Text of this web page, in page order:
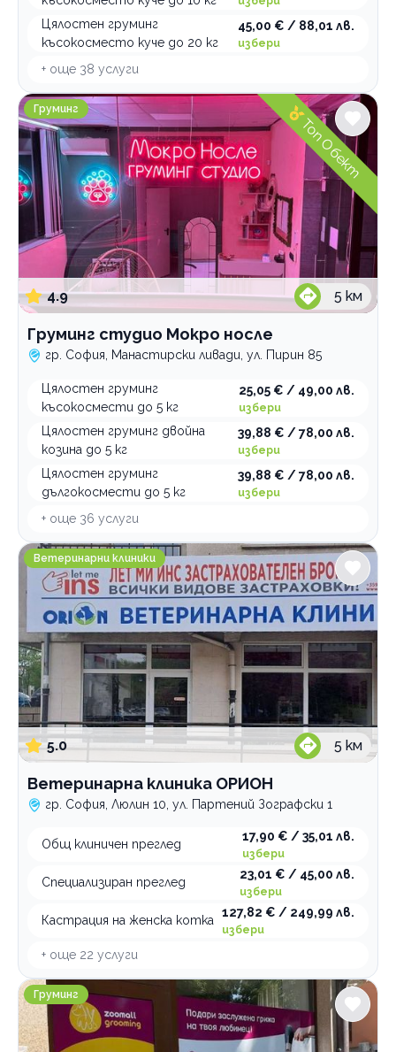
Цялостен груминг
късокосместо куче до 20 кг
45,00 € / 88,01 лв.
избери
+ още 38 услуги
Груминг студио Мокро носле
Груминг
4.9 5 км
Груминг студио Мокро носле
гр. София, Манастирски ливади, ул. Пирин 85
Цялостен груминг
късокосмести до 5 кг
25,05 € / 49,00 лв.
избери
Цялостен груминг двойна
козина до 5 кг
39,88 € / 78,00 лв.
избери
Цялостен груминг
дългокосмести до 5 кг
39,88 € / 78,00 лв.
избери
+ още 36 услуги
Топ Обект
Ветеринарна клиника ОРИОН
Ветеринарни клиники
5.0 5 км
Ветеринарна клиника ОРИОН
гр. София, Люлин 10, ул. Партений Зографски 1
Общ клиничен преглед
17,90 € / 35,01 лв.
избери
Специализиран преглед
23,01 € / 45,00 лв.
избери
Кастрация на женска котка
127,82 € / 249,99 лв.
избери
+ още 22 услуги
ZooMall
Груминг